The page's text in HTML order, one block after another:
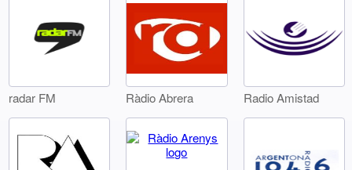
radar FM Ràdio Abrera Radio Amistad